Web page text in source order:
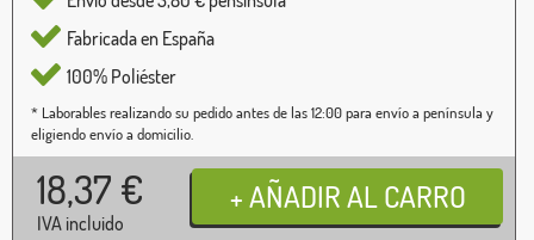
Fabricada en España
100% Poliéster
* Laborables realizando su pedido antes de las 12:00 para envío a península y
eligiendo envío a domicilio.
18,37 €
IVA incluido